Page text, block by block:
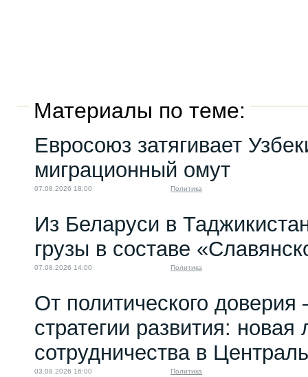
Материалы по теме:
Евросоюз затягивает
миграционный омут
07.08.2026 18:00 Политика
Из Беларуси в
грузы в составе
07.08.2026 14:00 Политика
От политического
стратегии развития: новая
сотрудничества в
03.08.2026 16:00 Политика